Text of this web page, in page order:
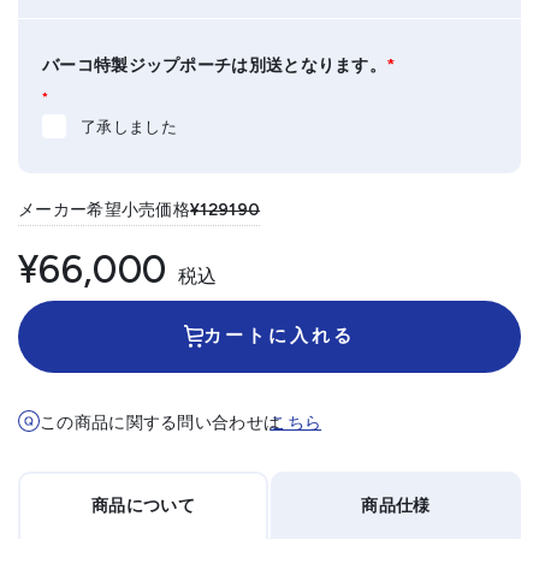
バーコ特製ジップポーチは別送となります。 *
*
了承しました
メーカー希望小売価格¥129190
¥66,000 税込
カートに入れる
この商品に関する問い合わせはこちら
商品について 商品仕様